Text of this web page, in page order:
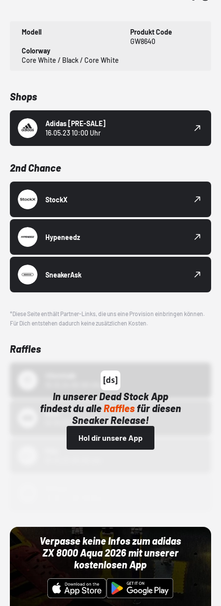
Modell
Produkt Code
GW8640
Colorway
Core White / Black / Core White
Shops
Adidas [PRE-SALE]
16.05.23 10:00 Uhr
2nd Chance
StockX
Hypeneedz
SneakerAsk
*Diese Seite enthält Partner-Links, die uns eine Provision einbringen können.
Für Dich entstehen dadurch keine zusätzlichen Kosten.
Raffles
In unserer Dead Stock App
findest du alleRafflesfür diesen
Sneaker Release!
Hol dir unsere App
Bstn
01.10.22 00:00 Uhr
Verpasse keine Infos zum adidas
ZX 8000 Aqua 2026 mit unserer
kostenlosen App